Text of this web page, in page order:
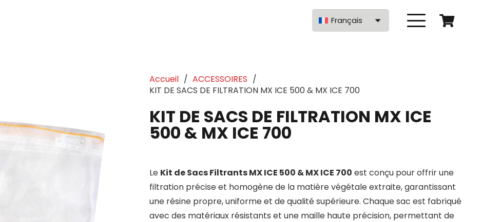
Français
Accueil / ACCESSOIRES /
KIT DE SACS DE FILTRATION MX ICE 500 & MX ICE 700
KIT DE SACS DE FILTRATION MX ICE
500 & MX ICE 700
Le Kit de Sacs Filtrants MX ICE 500 & MX ICE 700 est conçu pour offrir une
filtration précise et homogène de la matière végétale extraite, garantissant
une résine propre, uniforme et de qualité supérieure. Chaque sac est fabriqué
avec des matériaux résistants et une maille haute précision, permettant de